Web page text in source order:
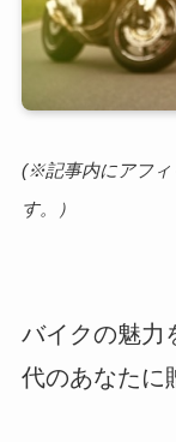
(※記事内にアフィ
す。）
バイクの魅力
代のあなたに